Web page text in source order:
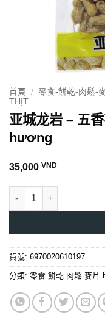
首頁 / 零食-餅乾-肉鬆-
THỊT
亚城龙岩 – 五
hương
35,000 VND
亚城龙岩 - 五香花生 -
貨號: 6970020610197
分類: 零食-餅乾-肉鬆-麥片